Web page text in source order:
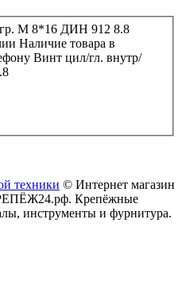
Наличие товара в
Винт цил/гл. внутр/
© Интернет магазин
Крепёжные
инструменты и фурнитура.